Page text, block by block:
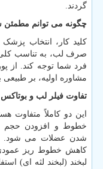
گردند.
چگونه می توانم مطمئن
کلید کار، انتخاب
صرف لب، به تناسب
فرد شما توجه کند. از
مشاوره اولیه، بر طبیعی
تفاوت فیلر لب و
این دو کاملاً متفاوت
خطوط و افزودن حجم
شدن عضلات می شود.
کاهش خطوط ریز
لبخند (لبخند لثه ای)